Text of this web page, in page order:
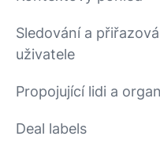
Sledování a
uživatele
Propojující lidi a
Deal labels